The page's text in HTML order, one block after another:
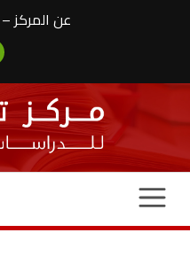
عن المركز–